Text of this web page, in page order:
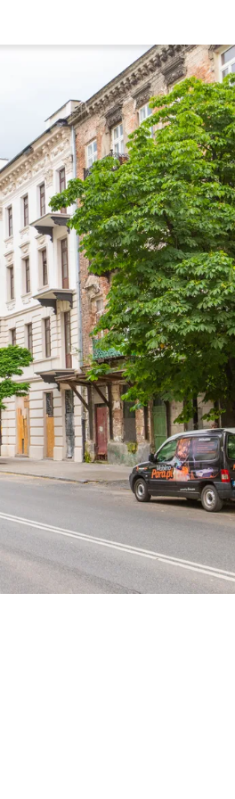
Kraków
Lublin
Szczecin
Kontakt